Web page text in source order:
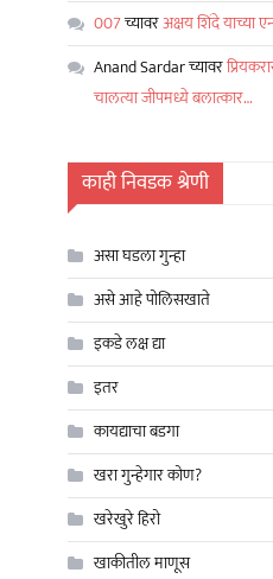
007च्यावरअक्षय शिंदे याच्या
Anand Sardarच्यावर
चालत्या जीपमध्ये बलात्कार…
काही निवडक श्रेणी
असा घडला गुन्हा
असे आहे पोलिसखाते
इकडे लक्ष द्या
इतर
कायद्याचा बडगा
खरा गुन्हेगार कोण?
खरेखुरे हिरो
खाकीतील माणूस